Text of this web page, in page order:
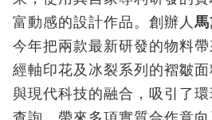
富動感的設計作品。創辦人
今年把兩款最新研發的物料
經軸印花及冰裂系列的褶皺
與現代科技的融合，吸引了